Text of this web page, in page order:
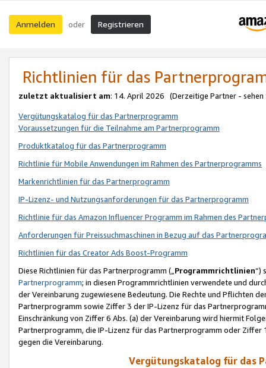
Anmelden oder Registrieren
Richtlinien für das
zuletzt aktualisiert am: 14. April 2026 (Derzeitige Partner - sehen
Vergütungskatalog für das Partnerprogramm
Voraussetzungen für die Teilnahme am Partnerprogramm
Produktkatalog für das Partnerprogramm
Richtlinie für Mobile Anwendungen im Rahmen des Partnerprogramms
Markenrichtlinien für das Partnerprogramm
IP-Lizenz- und Nutzungsanforderungen für das Partnerprogramm
Richtlinie für das Amazon Influencer Programm im Rahmen des
Anforderungen für Preissuchmaschinen in Bezug auf das
Richtlinien für das Creator Ads Boost-Programm
Diese Richtlinien für das Partnerprogramm („Programmrichtlinien“)
Partnerprogramm; in diesen Programmrichtlinien verwendete und
der Vereinbarung zugewiesene Bedeutung. Die Rechte und Pflichten
Partnerprogramm sowie Ziffer 3 der IP-Lizenz für das
Einschränkung von Ziffer 6 Abs. (a) der Vereinbarung wird hiermit
Partnerprogramm, die IP-Lizenz für das Partnerprogramm oder
gegen die Vereinbarung.
Vergütungskatalog für das